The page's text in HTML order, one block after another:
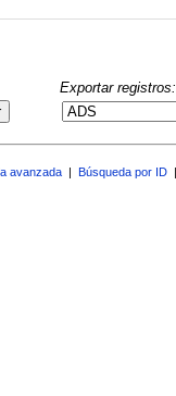
Exportar registros:
avanzada Búsqueda por ID